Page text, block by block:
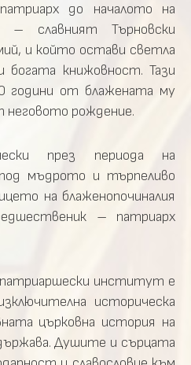
до началото на
– славният Търновски
и който остави светла
книжовност. Тази
години от блажената му
неговото рождение.
през периода на
мъдрото и търпеливо
на блаженопочиналия
– патриарх
институт е
историческа
църковна история на
Душите и сърцата